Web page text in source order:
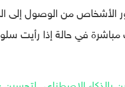
الأشخاص من الوصول إلى
مباشرة في حالة إذا